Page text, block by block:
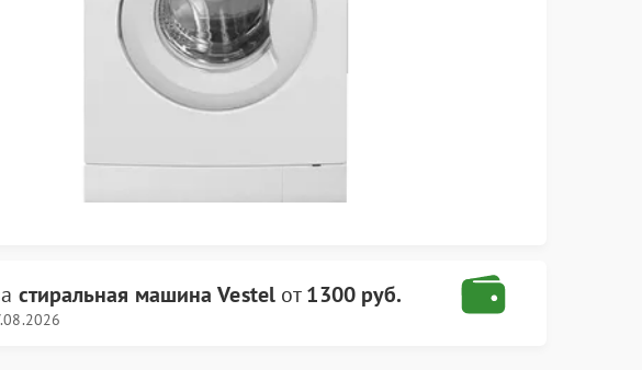
стиральная машина Vestel от1300 руб.